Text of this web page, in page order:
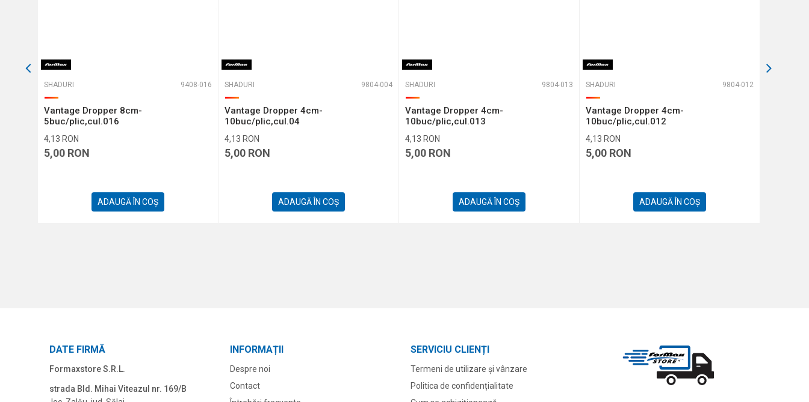
SHADURI 9408-016
Vantage Dropper 8cm-
5buc/plic,cul.016
4,13 RON
5,00 RON
ADAUGĂ ÎN COȘ
SHADURI 9804-004
Vantage Dropper 4cm-
10buc/plic,cul.04
4,13 RON
5,00 RON
ADAUGĂ ÎN COȘ
SHADURI 9804-013
Vantage Dropper 4cm-
10buc/plic,cul.013
4,13 RON
5,00 RON
ADAUGĂ ÎN COȘ
SHADURI 9804-012
Vantage Dropper 4cm-
10buc/plic,cul.012
4,13 RON
5,00 RON
ADAUGĂ ÎN COȘ
DATE FIRMĂ
Formaxstore S.R.L.
strada Bld. Mihai Viteazul nr. 169/B
INFORMAȚII
Despre noi
Contact
SERVICIU CLIENȚI
Termeni de utilizare și vânzare
Politica de confidențialitate